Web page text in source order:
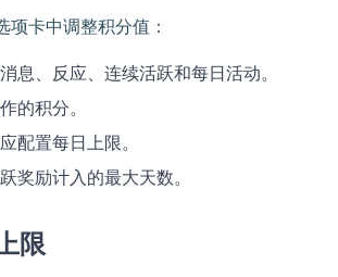
项卡中调整积分值：
息、反应、连续活跃和每日活动。
的积分。
配置每日上限。
奖励计入的最大天数。
限